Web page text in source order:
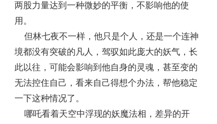
两股力量达到一种微妙的平衡，不影响他的使
用。
但林七夜不一样，他只是个人，还是一个连神
境都没有突破的凡人，驾驭如此庞大的妖气，长
此以往，可能会影响到他自身的灵魂，甚至变的
无法控住自己，看来自己得想个办法，帮他稳定
一下这种情况了。
哪吒看着天空中浮现的妖魔法相，差异的开